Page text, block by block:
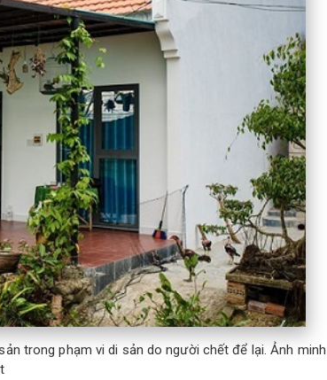
trong phạm vi di sản do người chết để lại. Ảnh minh